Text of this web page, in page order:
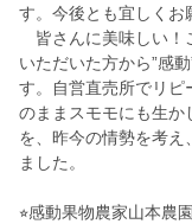
す。今後とも宜しくお
皆さんに美味しい！
いただいた方から”感
す。自営直売所でリピ
のままスモモにも生か
を、昨今の情勢を考え
ました。
⭐︎感動果物農家山本農